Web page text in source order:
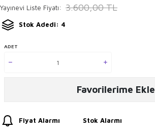
Yayınevi Liste Fiyatı: 3.600,00TL
Stok Adedi: 4
ADET
Favorilerime Ekle
Fiyat Alarmı Stok Alarmı